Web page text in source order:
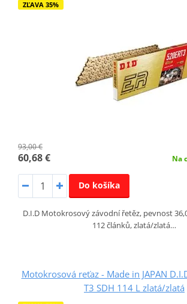
ZĽAVA 35%
93,00 €
60,68 € Na
Do košíka
D.I.D Motokrosový závodní řetěz, pevnost
112 článků, zlatá/zlatá…
Motokrosová reťaz - Made in JAPAN
T3 SDH 114 L zlatá/zlatá